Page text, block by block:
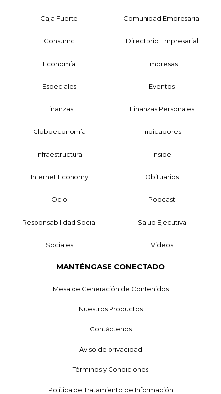
Caja Fuerte Comunidad Empresarial
Consumo Directorio Empresarial
Economía Empresas
Especiales Eventos
Finanzas Finanzas Personales
Globoeconomía Indicadores
Infraestructura Inside
Internet Economy Obituarios
Ocio Podcast
Responsabilidad Social Salud Ejecutiva
Sociales Videos
MANTÉNGASE CONECTADO
Mesa de Generación de Contenidos
Nuestros Productos
Contáctenos
Aviso de privacidad
Términos y Condiciones
Política de Tratamiento de Información